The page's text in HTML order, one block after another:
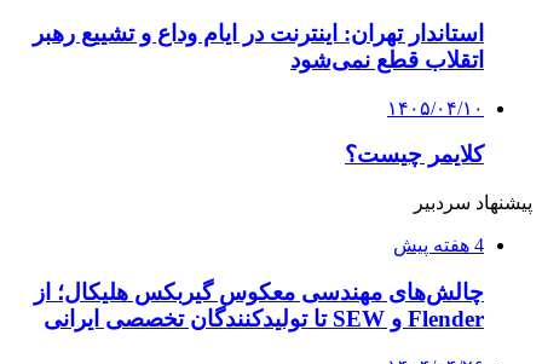
استاندار تهران: اینترنت در ایام وداع و تشییع رهبر
اتقلاب قطع نمی‌شود
۱۴۰۵/۰۴/۱۰
کلایمر چیست؟
پیشنهاد سردبیر
4 هفته پیش
چالش‌های مهندسی معکوس گیربکس هلیکال؛ از
Flender و SEW تا تولیدکنندگان تخصصی ایرانی